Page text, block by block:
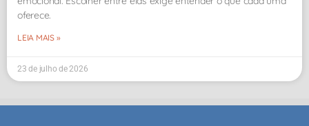
oferece.
LEIA MAIS »
23 de julho de 2026